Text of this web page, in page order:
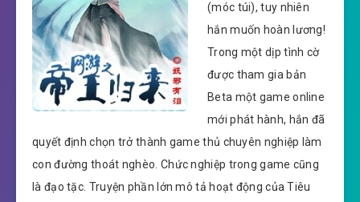
(móc túi), tuy nhiên
hắn muốn hoàn lương!
Trong một dịp tình cờ
được tham gia bản
Beta một game online
mới phát hành, hắn đã
quyết định chọn trở thành game thủ chuyên nghiệp làm
con đường thoát nghèo. Chức nghiệp trong game cũng
là đạo tặc. Truyện phần lớn mô tả hoạt động của Tiêu